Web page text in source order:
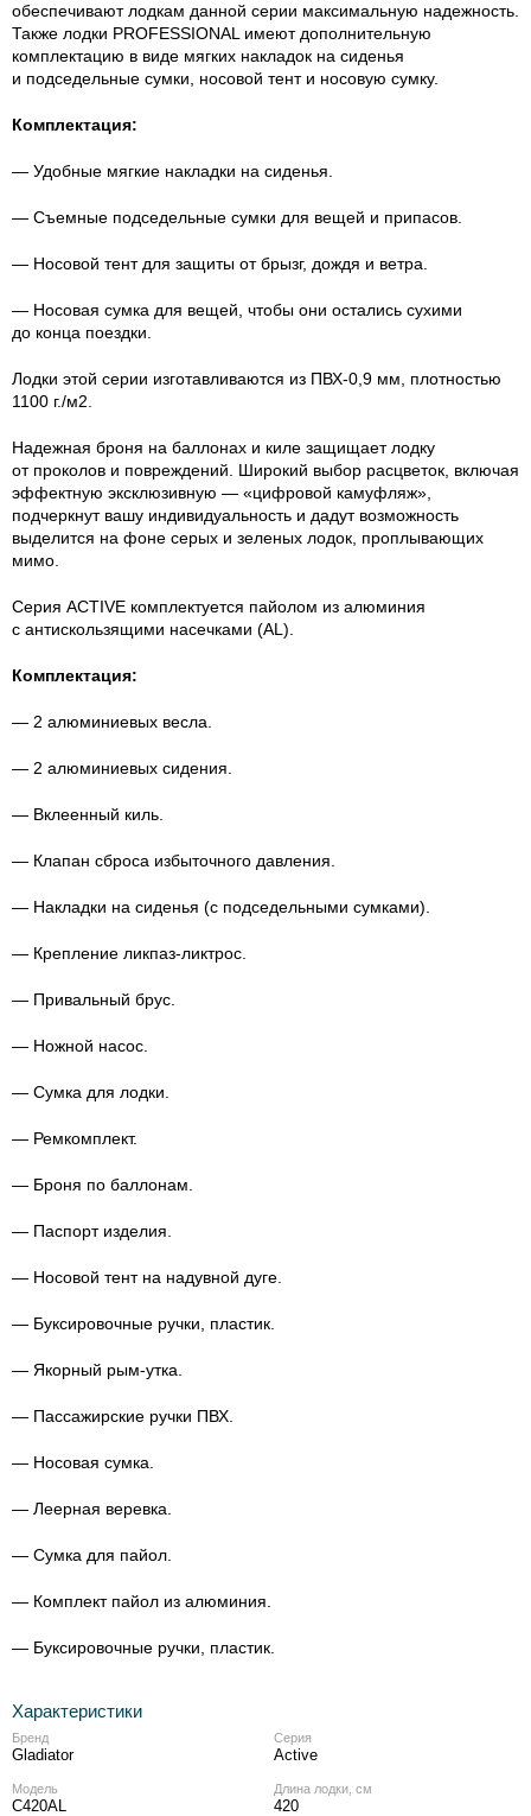
обеспечивают лодкам данной серии максимальную надежность.
Также лодки PROFESSIONAL имеют дополнительную
комплектацию в виде мягких накладок на сиденья
и подседельные сумки, носовой тент и носовую сумку.
Комплектация:
— Удобные мягкие накладки на сиденья.
— Съемные подседельные сумки для вещей и припасов.
— Носовой тент для защиты от брызг, дождя и ветра.
— Носовая сумка для вещей, чтобы они остались сухими
до конца поездки.
Лодки этой серии изготавливаются из ПВХ-0 ,9 мм, плотностью
1100 г./м2.
Надежная броня на баллонах и киле защищает лодку
от проколов и повреждений. Широкий выбор расцветок, включая
эффектную эксклюзивную — «цифровой камуфляж»,
подчеркнут вашу индивидуальность и дадут возможность
выделится на фоне серых и зеленых лодок, проплывающих
мимо.
Серия ACTIVE комплектуется пайолом из алюминия
с антискользящими насечками (AL).
Комплектация:
— 2 алюминиевых весла.
— 2 алюминиевых сидения.
— Вклеенный киль.
— Клапан сброса избыточного давления.
— Накладки на сиденья (с подседельными сумками).
— Крепление ликпаз-ликтрос
— Привальный брус.
— Ножной насос.
— Сумка для лодки.
— Ремкомплект.
— Броня по баллонам.
— Паспорт изделия.
— Носовой тент на надувной дуге.
— Буксировочные ручки, пластик.
— Якорный рым-утка
— Пассажирские ручки ПВХ.
— Носовая сумка.
— Леерная веревка.
— Сумка для пайол.
— Комплект пайол из алюминия.
— Буксировочные ручки, пластик.
Характеристики
Бренд
Gladiator
Серия
Active
Модель
C420AL
Длина лодки, см
420